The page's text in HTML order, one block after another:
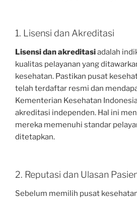
1. Lisensi dan Akreditasi
Lisensi dan akreditasiadalah
kualitas pelayanan yang
kesehatan. Pastikan pusat
telah terdaftar resmi dan
Kementerian Kesehatan
akreditasi independen. Hal ini
mereka memenuhi standar
ditetapkan.
2. Reputasi dan Ulasan
Sebelum memilih pusat